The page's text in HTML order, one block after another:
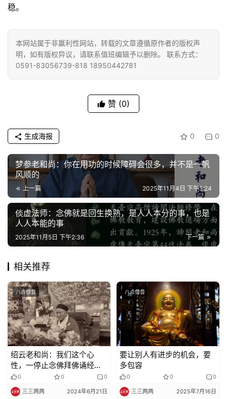
佛
教
人
物
礼
视
频
纪
录
佛
教
艺
术
政
策
法
规
免
责
声
登录 注册
稳。
本网站属于非赢利性网站，转载的文章遵循原作者的版权声
明，如有版权异议，请联系值班编辑予以删除。 联系方式：
0591-83056739-818 18950442781
赞 (0)
0 0
生成海报
梦参老和尚：你在用功的时候障碍会很多，并不是一帆
风顺的
上一篇 2025年11月4日 下午5:24
倓虚法师：念佛就是回生换熟，是人人本分的事，也是
人人本能的事
下一篇
2025年11月5日 下午2:36
相关推荐
八点僧音
绍云老和尚：我们这个心
性，一停止念佛拜佛诵经，
财色五欲妄想就来了
0 0 0
三三两两 2024年6月21日
八点僧音
要让别人有进步的机会，要
多包容
0 0 0
三三两两 2025年7月16日